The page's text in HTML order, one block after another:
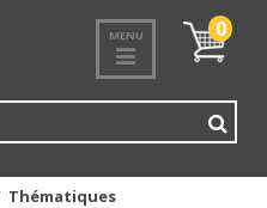
MENU
Mon
panier
0
Thématiques